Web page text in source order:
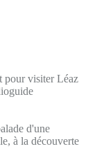
pour visiter Léaz
d'une
à la découverte